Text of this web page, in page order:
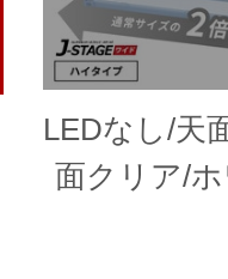
LEDなし/天
面クリア/